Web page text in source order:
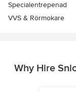
Specialentrepenad
VVS & Rörmokare
Why Hire